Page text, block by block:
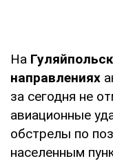
На
направлениях
за сегодня не
авиационные
обстрелы по
населенным